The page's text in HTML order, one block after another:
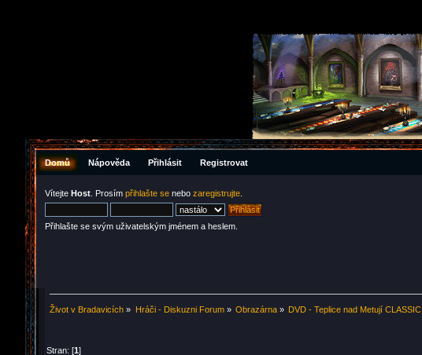
Domů Nápověda Přihlásit Registrovat
Vítejte Host . Prosím přihlašte se nebo zaregistrujte
Přihlašte se svým uživatelským jménem a heslem.
Život v Bradavicích » Hráči - Diskuzni Forum» Obrazárna» DVD - Teplice nad Metují CLASSIC
Stran: [1]